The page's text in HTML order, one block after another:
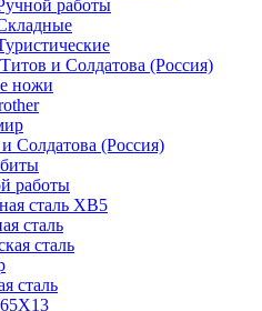
работы
и Солдатова (Россия)
ножи
Солдатова (Россия)
работы
сталь ХВ5
сталь
сталь
сталь